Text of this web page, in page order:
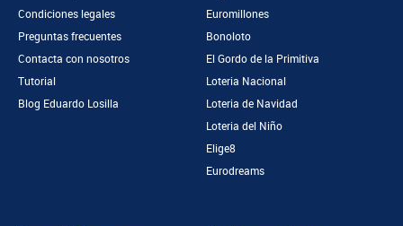
Condiciones legales
Preguntas frecuentes
Contacta con nosotros
Tutorial
Blog Eduardo Losilla
Euromillones
Bonoloto
El Gordo de la Primitiva
Loteria Nacional
Loteria de Navidad
Loteria del Niño
Elige8
Eurodreams